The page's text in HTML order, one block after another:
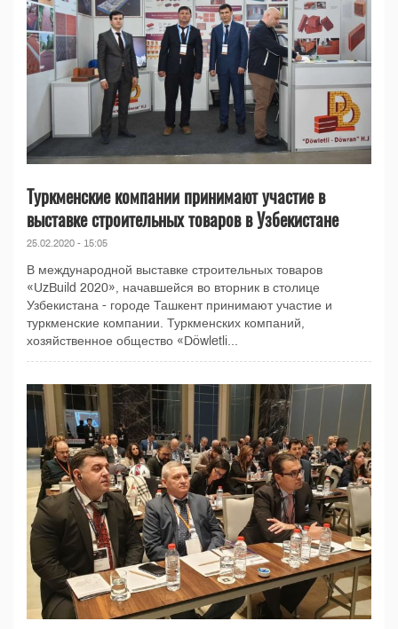
Туркменские компании принимают участие в
выставке строительных товаров в Узбекистане
25.02.2020 - 15:05
В международной выставке строительных товаров
«UzBuild 2020», начавшейся во вторник в столице
Узбекистана - городе Ташкент принимают участие и
туркменские компании. Туркменских компаний,
хозяйственное общество «Döwletli...